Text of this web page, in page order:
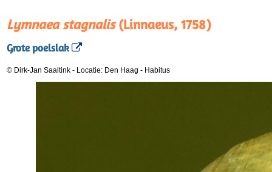
Lymnaea stagnalis(Linnaeus, 1758)
Grote poelslak
© Dirk-Jan Saaltink - Locatie: Den Haag - Habitus